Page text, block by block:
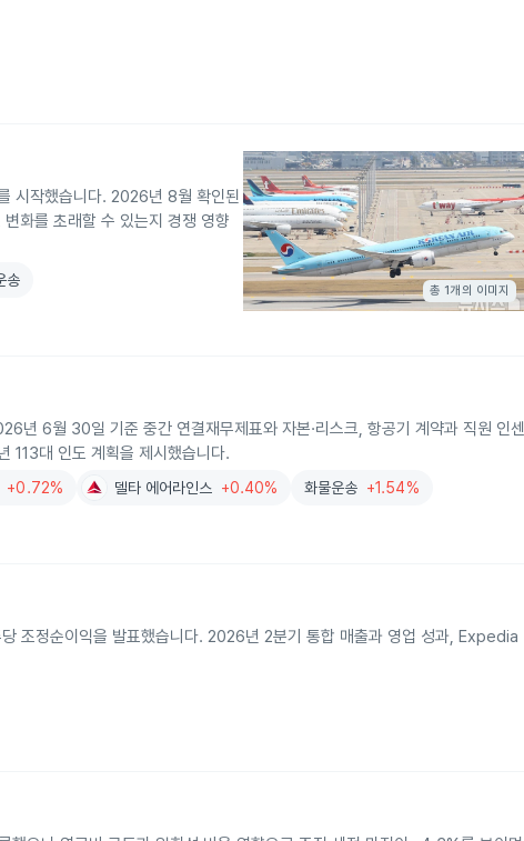
시작했습니다. 2026년 8월 확인된
화를 초래할 수 있는지 경쟁 영향
송
총 1개의 이미지
6월 30일 기준 중간 연결재무제표와 자본·리스크, 항공기 계약과 직원 인센
대 인도 계획을 제시했습니다.
+0.72% 델타 에어라인스 +0.40% 화물운송 +1.54%
조정순이익을 발표했습니다. 2026년 2분기 통합 매출과 영업 성과, Expedia